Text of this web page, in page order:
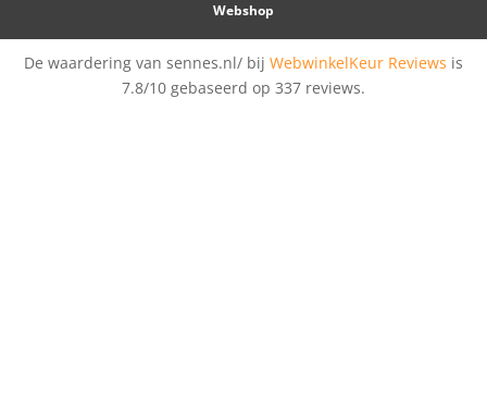
Webshop
De waardering van sennes.nl/ bij WebwinkelKeur Reviews is
7.8/10 gebaseerd op 337 reviews.